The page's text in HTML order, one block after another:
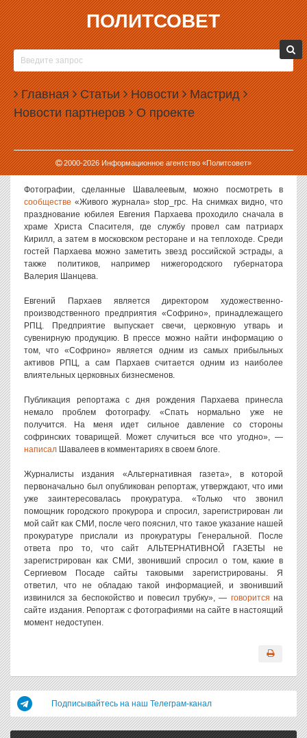
ПОЛИТСОВЕТ
Главная Статьи Новости Мастрид
Новости партнеров О проекте
2000-2026Информационное агентство «Политсовет»
01.08.2012, 11:22
ФОТОГРАФУ УГРОЖАЮТ ИЗ-ЗА СЪЕМОК
«ЦЕРКОВНОГО ОЛИГАРХА»
Подмосковному фотографу Дамиру Шавалееву начали поступать
угрозы из-за публикации фотографий, сделанных на
праздновании дня рождения бизнесмена Евгения Пархаева,
тесно связанного с РПЦ. По некоторым данным, фотографом и
местными журналистами, опубликовавшими репортаж,
заинтересовалась прокуратура.
Фотографии, сделанные Шавалеевым, можно посмотреть в
сообществе «Живого журнала» stop_rpc. На снимках видно, что
празднование юбилея Евгения Пархаева проходило сначала в
храме Христа Спасителя, где службу провел сам патриарх
Кирилл, а затем в московском ресторане и на теплоходе. Среди
гостей Пархаева можно заметить звезд российской эстрады, а
также политиков, например нижегородского губернатора
Валерия Шанцева.
Евгений Пархаев является директором художественно-
производственного предприятия «Софрино», принадлежащего
РПЦ. Предприятие выпускает свечи, церковную утварь и
сувенирную продукцию. В прессе можно найти информацию о
том, что «Софрино» является одним из самых прибыльных
активов РПЦ, а сам Пархаев считается одним из наиболее
влиятельных церковных бизнесменов.
Публикация репортажа с дня рождения Пархаева принесла
немало проблем фотографу. «Спать нормально уже не
получится. На меня идет сильное давление со стороны
софринских товарищей. Может случиться все что угодно», —
написал Шавалеев в комментариях в своем блоге.
Журналисты издания «Альтернативная газета», в которой
первоначально был опубликован репортаж, утверждают, что ими
уже заинтересовалась прокуратура. «Только что звонил
помощник городского прокурора и спросил, зарегистрирован ли
мой сайт как СМИ, после чего пояснил, что такое указание нашей
прокуратуре прислали из прокуратуры Генеральной. После
ответа про то, что сайт АЛЬТЕРНАТИВНОЙ ГАЗЕТЫ не
зарегистрирован как СМИ, звонивший спросил о том, какие в
Сергиевом Посаде сайты таковыми зарегистрированы. Я
ответил, что не обладаю такой информацией, и звонивший
извинился за беспокойство и повесил трубку», — говорится на
сайте издания. Репортаж с фотографиями на сайте в настоящий
момент недоступен.
Подписывайтесь на наш Телеграм-канал